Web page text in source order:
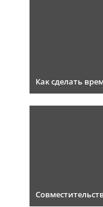
Как сделать